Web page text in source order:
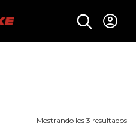
Mostrando los 3 resultados